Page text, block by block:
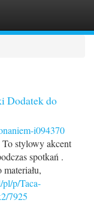
Dodatek do
i094370
To stylowy akcent
spotkań .
pl/p/Taca-
7925